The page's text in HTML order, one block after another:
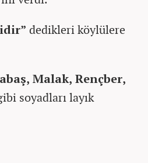
dedikleri köylülere
Malak, Rençber,
soyadları layık